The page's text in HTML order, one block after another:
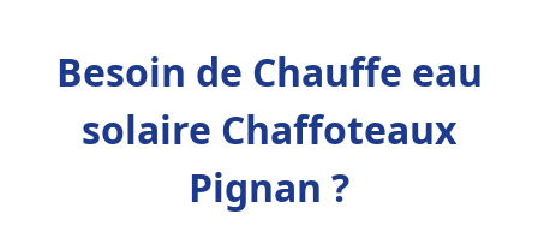
Besoin de Chauffe eau
solaire Chaffoteaux
Pignan ?